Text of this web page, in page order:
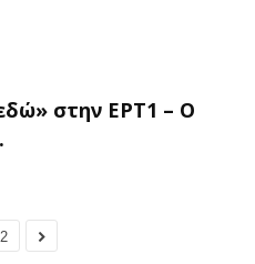
στην ΕΡΤ1 – Ο
2